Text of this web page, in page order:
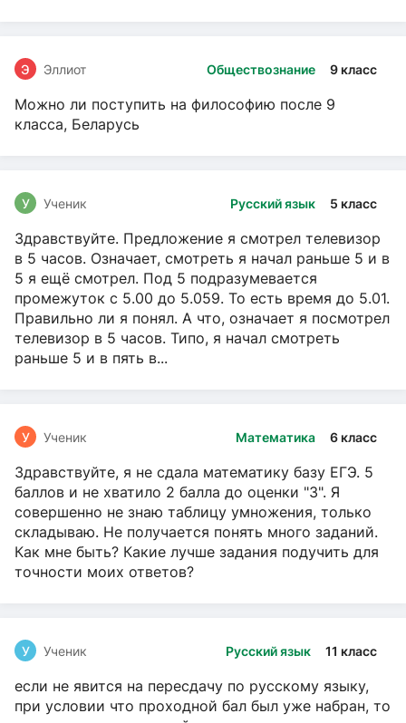
Обществознание 9 класс
Э Эллиот
Можно ли поступить на философию после 9
класса, Беларусь
Русский язык 5 класс
У Ученик
Здравствуйте. Предложение я смотрел телевизор
в 5 часов. Означает, смотреть я начал раньше 5 и в
5 я ещё смотрел. Под 5 подразумевается
промежуток с 5.00 до 5.059. То есть время до 5.01.
Правильно ли я понял. А что, означает я посмотрел
телевизор в 5 часов. Типо, я начал смотреть
раньше 5 и в пять в...
Математика 6 класс
У Ученик
Здравствуйте, я не сдала математику базу ЕГЭ. 5
баллов и не хватило 2 балла до оценки "3". Я
совершенно не знаю таблицу умножения, только
складываю. Не получается понять много заданий.
Как мне быть? Какие лучше задания подучить для
точности моих ответов?
Русский язык 11 класс
У Ученик
если не явится на пересдачу по русскому языку,
при условии что проходной бал был уже набран, то